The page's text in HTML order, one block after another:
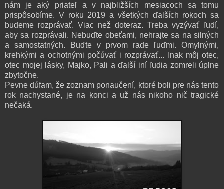
nám je aký priateľ a v najbližších mesiacoch sa tomu
prispôsobíme. V roku 2019 a všetkých ďalších rokoch sa
budeme rozprávať. Viac než doteraz. Treba vyzývať ľudí,
aby sa rozprávali. Nebuďte obeťami, nehrajte sa na silných
a samostatných. Buďte v prvom rade ľuďmi. Omylnými,
krehkými a ochotnými počúvať i rozprávať... Inak môj otec,
otec mojej lásky, Majko, Pali a ďalší iní ľudia zomreli úplne
zbytočne.
Pevne dúfam, že zoznam ponaučení, ktoré boli pre nás tento
rok nachystané, je na konci a už nás nikoho nič tragické
nečaká.